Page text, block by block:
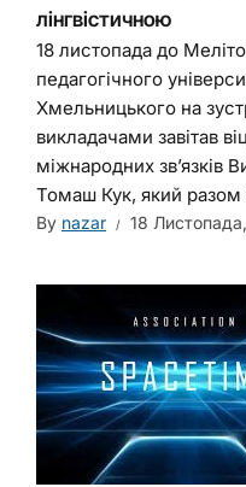
лінгвістичною
18 листопада до
педагогічного
Хмельницького на
викладачами завітав
міжнародних зв’язків
Томаш Кук, який разом
By nazar 18